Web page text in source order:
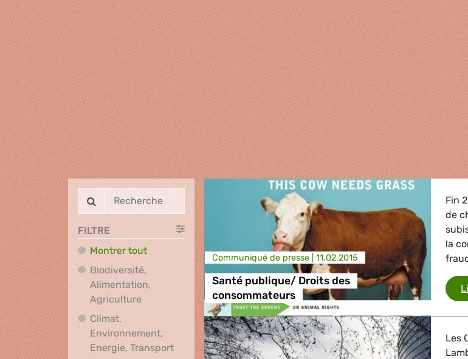
FILTRE
Montrer tout
Biodiversité,
Alimentation,
Agriculture Biodiversité, Alimentation, Agriculture
Climat,
Environnement,
Energie, TransportClimat, Environnement, Energie, Transport
Communiqué de presse | 11.02.2015
Santé publique/ Droits des
consommateurs
Fin
de
la
Les